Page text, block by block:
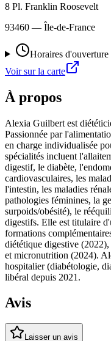
8 Pl. Franklin Roosevelt
93460 — Île-de-France
Horaires d'ouverture
Voir sur la carte
À propos
Alexia Guilbert est
Passionnée par
en charge individualisée
spécialités incluent
digestif, le diabète,
cardiovasculaires, les
l'intestin, les maladies
pathologies féminines, la
surpoids/obésité), le
digestifs. Elle est titulaire
formations
diététique digestive
et micronutrition (2024).
hospitalier (diabétologie,
libéral depuis 2021.
Avis
Laisser un avis